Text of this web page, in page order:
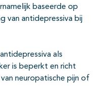
baseerde op
van antidepressiva bij
als
is beperkt en richt
neuropatische pijn of